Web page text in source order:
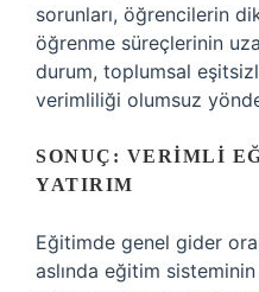
sorunları, öğrencilerin
öğrenme süreçlerinin
durum, toplumsal
verimliliği olumsuz
SONUÇ: VERIMLI
YATIRIM
Eğitimde genel gider
aslında eğitim sisteminin